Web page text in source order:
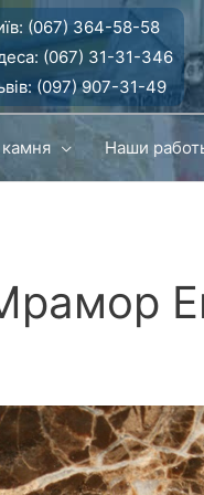
(067) 364-58-58
(067) 31-31-346
(097) 907-31-49
Наши